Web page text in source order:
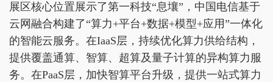
展区核心位置展示了第一科技“息壤”，中国电信基于
云网融合构建了“算力+平台+数据+模型+应用”一体化
的智能云服务。在IaaS层，持续优化算力供给结构，
提供覆盖通算、智算、超算及量子计算的异构算力服
务。在PaaS层，加快智算平台升级，提供一站式算力